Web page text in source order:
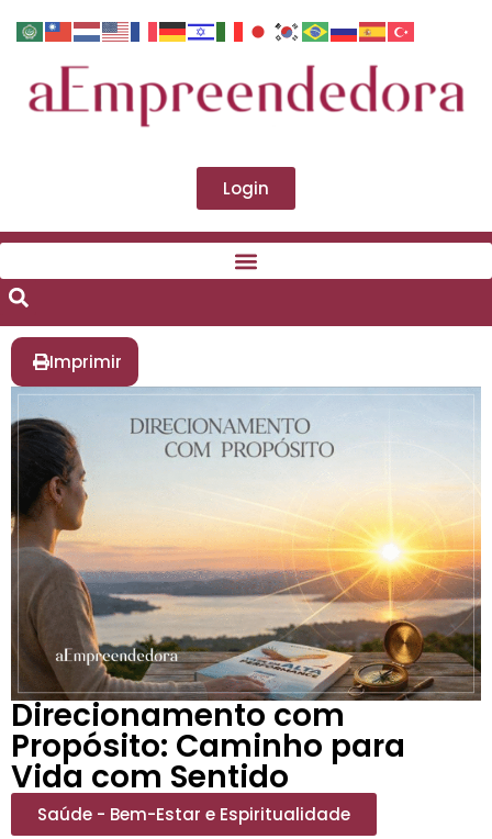
Login
Imprimir
Direcionamento com
Propósito: Caminho para
Vida com Sentido
Saúde - Bem-Estar e Espiritualidade